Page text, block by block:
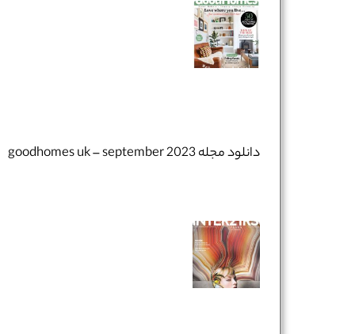
دانلود مجله goodhomes uk – september 2023